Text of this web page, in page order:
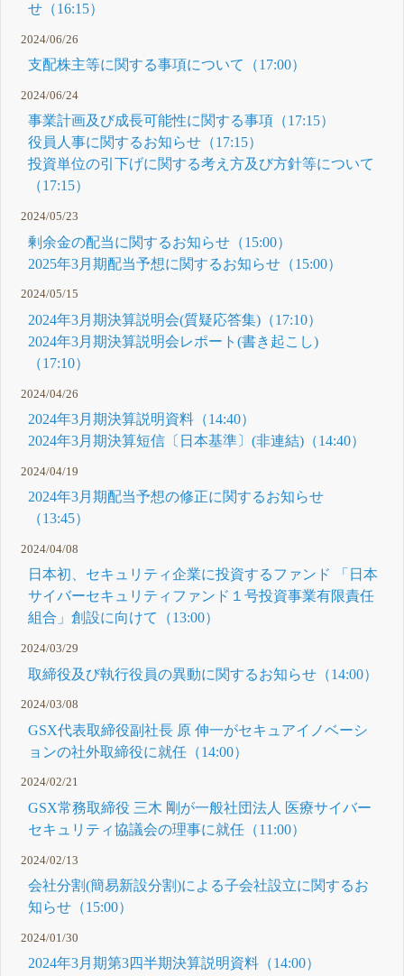
せ（16:15）
2024/06/26
支配株主等に関する事項について（17:00）
2024/06/24
事業計画及び成長可能性に関する事項（17:15）
役員人事に関するお知らせ（17:15）
投資単位の引下げに関する考え方及び方針等について
（17:15）
2024/05/23
剰余金の配当に関するお知らせ（15:00）
2025年3月期配当予想に関するお知らせ（15:00）
2024/05/15
2024年3月期決算説明会(質疑応答集)（17:10）
2024年3月期決算説明会レポート(書き起こし)
（17:10）
2024/04/26
2024年3月期決算説明資料（14:40）
2024年3月期決算短信〔日本基準〕(非連結)（14:40）
2024/04/19
2024年3月期配当予想の修正に関するお知らせ
（13:45）
2024/04/08
日本初、セキュリティ企業に投資するファンド 「日本
サイバーセキュリティファンド１号投資事業有限責任
組合」創設に向けて（13:00）
2024/03/29
取締役及び執行役員の異動に関するお知らせ（14:00）
2024/03/08
GSX代表取締役副社長 原 伸一がセキュアイノベーシ
ョンの社外取締役に就任（14:00）
2024/02/21
GSX常務取締役 三木 剛が一般社団法人 医療サイバー
セキュリティ協議会の理事に就任（11:00）
2024/02/13
会社分割(簡易新設分割)による子会社設立に関するお
知らせ（15:00）
2024/01/30
2024年3月期第3四半期決算説明資料（14:00）